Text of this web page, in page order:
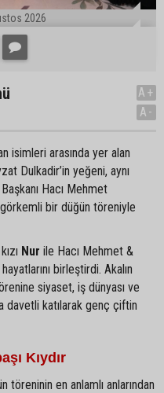
2026
A+
A-
isimleri arasında yer alan
Dulkadir’in yeğeni, aynı
Hacı Mehmet
bir düğün töreniyle
Nur ile Hacı Mehmet &
hayatlarını birleştirdi. Akalın
siyaset, iş dünyası ve
davetli katılarak genç çiftin
Kıydır
en anlamlı anlarından